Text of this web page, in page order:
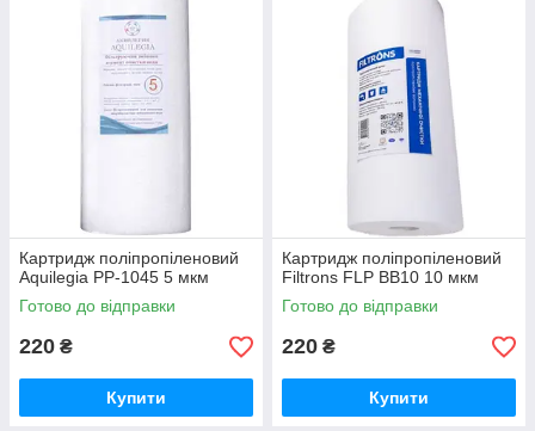
Картридж поліпропіленовий
Aquilegia PP-1045 5 мкм
Готово до відправки
220 ₴
Купити
Картридж поліпропіленовий
Filtrons FLP BB10 10 мкм
Готово до відправки
220 ₴
Купити